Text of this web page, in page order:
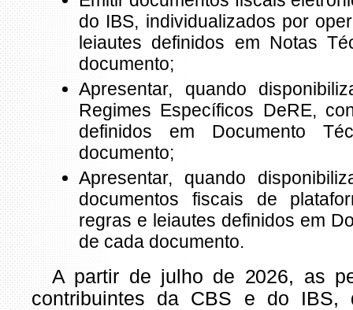
do IBS, individualizados por
leiautes definidos em Notas
documento;
Apresentar, quando
Regimes Específicos DeRE,
definidos em Documento
documento;
Apresentar, quando
documentos fiscais de
regras e leiautes definidos em
de cada documento.
A partir de julho de 2026, as
contribuintes da CBS e do IBS,